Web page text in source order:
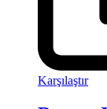
Karşılaştır